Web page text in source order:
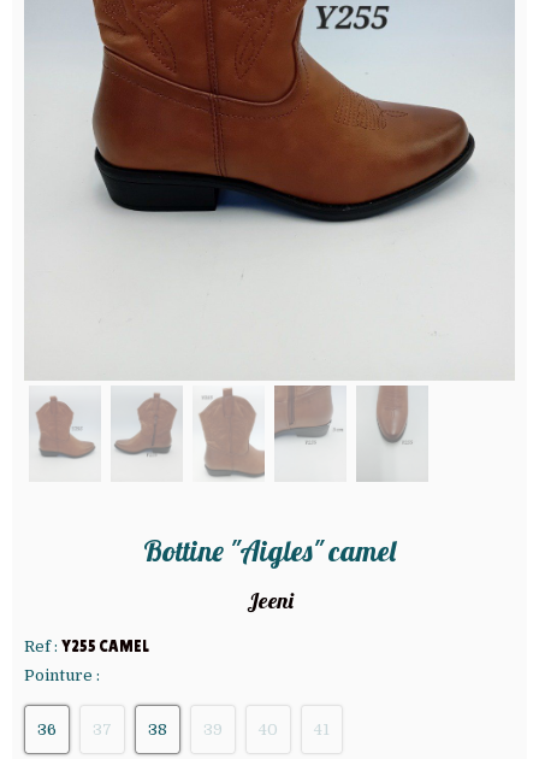
Bottine "Aigles" camel
Jeeni
Ref : Y255 CAMEL
Pointure :
36 37 38 39 40 41